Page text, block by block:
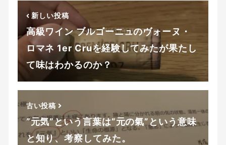
新しい投稿
高級ワイン ブルゴーニュのヴォーヌ・
ロマネ 1er Cruを経験してみたが果たし
て味はわかるのか？
古い投稿
”元気”という言葉は”元の氣”という意味
と知り、考察してみた。